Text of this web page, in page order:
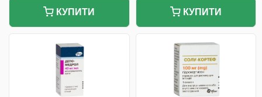
КУПИТИ КУПИТИ